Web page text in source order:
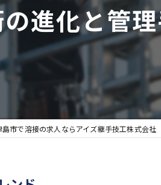
進化と管
島市で溶接の求人ならアイズ継手技工株式会社